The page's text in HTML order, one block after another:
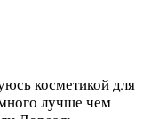
косметикой для
лучше чем